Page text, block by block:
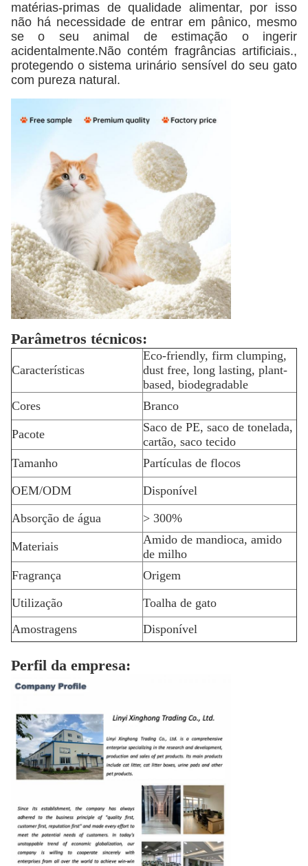
matérias-primas de qualidade alimentar, por isso
não há necessidade de entrar em pânico, mesmo
se o seu animal de estimação o ingerir
acidentalmente.Não contém fragrâncias artificiais.,
protegendo o sistema urinário sensível do seu gato
com pureza natural.
Parâmetros técnicos:
Características
Eco-friendly, firm clumping,
dust free, long lasting, plant-
based, biodegradable
Cores
Branco
Pacote
Saco de PE, saco de tonelada,
cartão, saco tecido
Tamanho
Partículas de flocos
OEM/ODM
Disponível
Absorção de água
> 300%
Materiais
Amido de mandioca, amido
de milho
Fragrança
Origem
Utilização
Toalha de gato
Amostragens
Disponível
Perfil da empresa: